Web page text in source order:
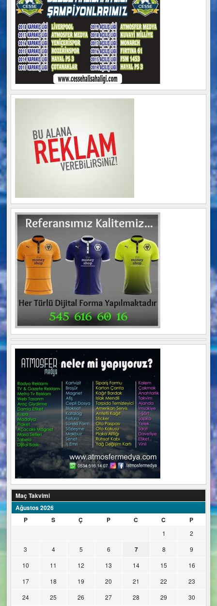
Maç Takvimi
Ağustos 2026
P
S Ç P C C P
1
2
3
4 5 6 7 8
9
10
11 12 13 14 15
16
17
18 19 20 21 22
23
24
25 26 27 28 29
30